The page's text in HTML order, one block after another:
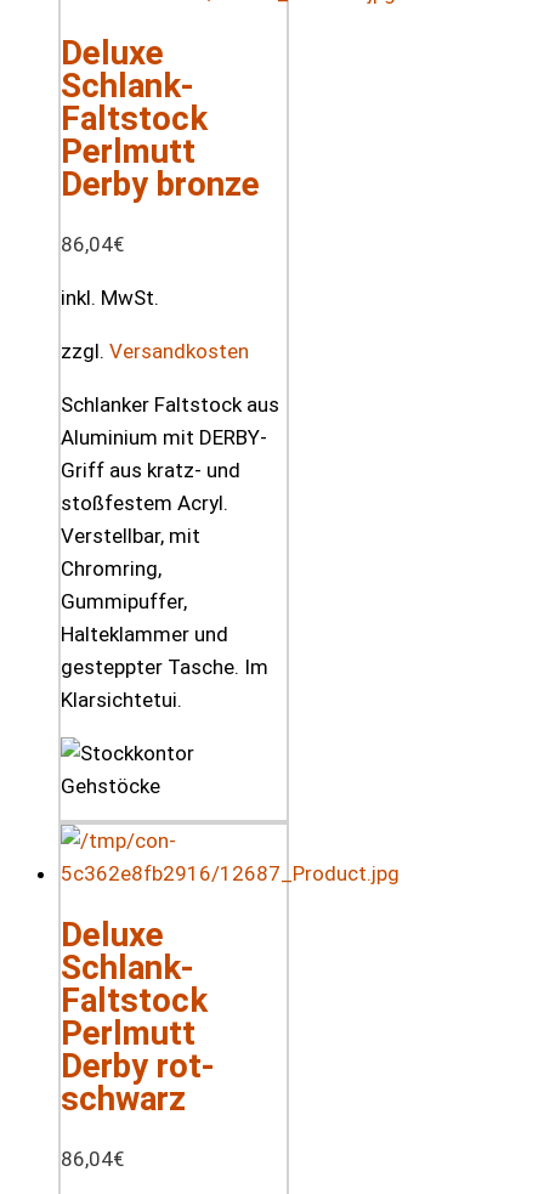
Deluxe
Schlank-
Faltstock
Perlmutt
Derby bronze
86,04€
inkl. MwSt.
zzgl. Versandkosten
Schlanker Faltstock aus
Aluminium mit DERBY-
Griff aus kratz- und
stoßfestem Acryl.
Verstellbar, mit
Chromring,
Gummipuffer,
Halteklammer und
gesteppter Tasche. Im
Klarsichtetui.
Deluxe
Schlank-
Faltstock
Perlmutt
Derby rot-
schwarz
86,04€